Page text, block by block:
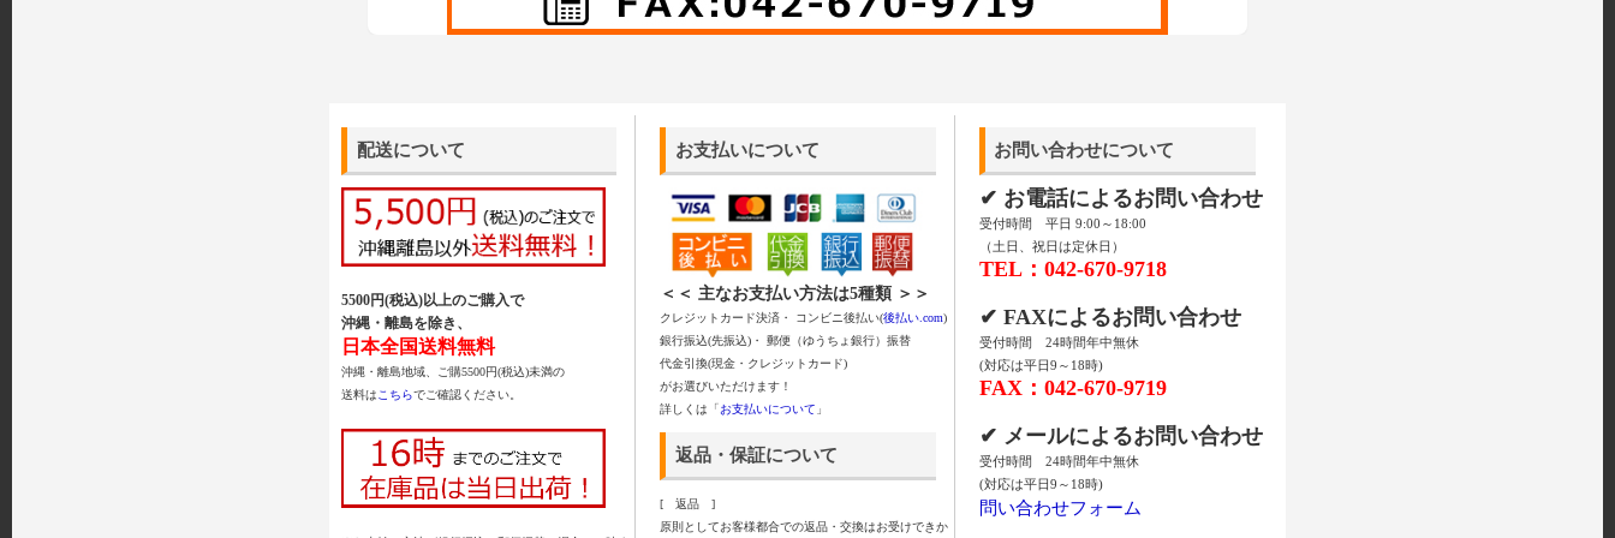
配送について
5500円(税込)以上のご購入で
沖縄・離島を除き、
日本全国送料無料
沖縄・離島地域、ご購5500円(税込)未満の
送料はこちらでご確認ください。
お支払いについて
＜＜ 主なお支払い方法は5種類 ＞＞
クレジットカード決済・ コンビニ後払い(後払い.com)
銀行振込(先振込)・ 郵便（ゆうちょ銀行）振替
代金引換(現金・クレジットカード)
がお選びいただけます！
詳しくは「お支払いについて 」
返品・保証について
[ 返品 ]
原則としてお客様都合での返品・交換はお受けできか
お問い合わせについて
✔ お電話によるお問い合わせ
受付時間 平日 9:00～18:00
（土日、祝日は定休日）
TEL：042-670-9718
✔ FAXによるお問い合わせ
受付時間 24時間年中無休
(対応は平日9～18時)
FAX：042-670-9719
✔ メールによるお問い合わせ
受付時間 24時間年中無休
(対応は平日9～18時)
問い合わせフォーム